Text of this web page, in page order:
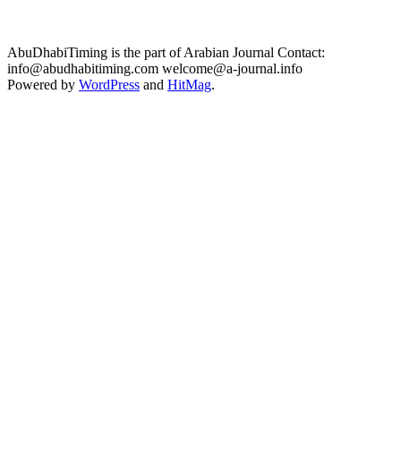
AbuDhabiTiming is the part of Arabian Journal Contact:
info@abudhabitiming.com welcome@a-journal.info
Powered by WordPress and HitMag.